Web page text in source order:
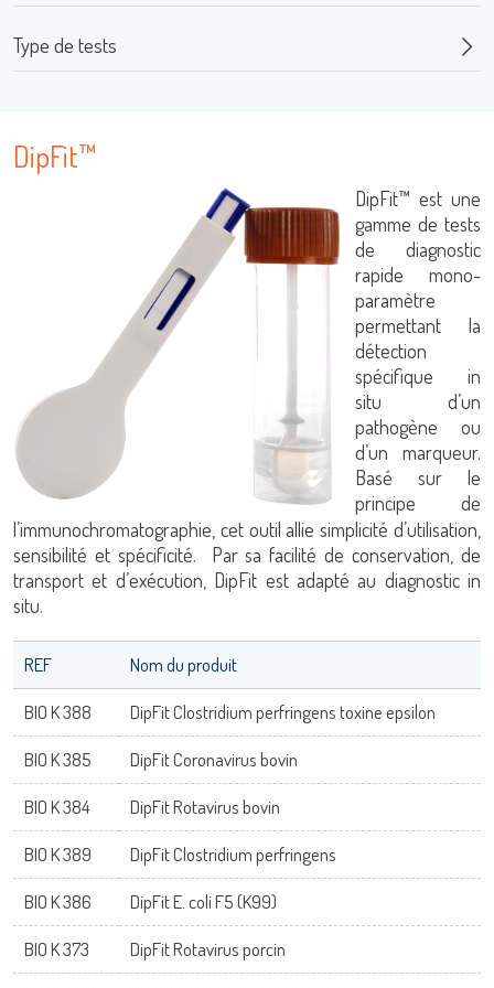
/ ADIAMAG™
Type de tests
DipFit™
DipFit™ est une
gamme de tests
de diagnostic
rapide mono-
paramètre
permettant la
détection
spécifique in
situ d’un
pathogène ou
d’un marqueur.
Basé sur le
principe de
l’immunochromatographie, cet outil allie simplicité d’utilisation,
sensibilité et spécificité. Par sa facilité de conservation, de
transport et d’exécution, DipFit est adapté au diagnostic in
situ.
REF Nom du produit
BIO K 388 DipFit Clostridium perfringens toxine epsilon
BIO K 385 DipFit Coronavirus bovin
BIO K 384 DipFit Rotavirus bovin
BIO K 389 DipFit Clostridium perfringens
BIO K 386 DipFit E. coli F5 (K99)
BIO K 373 DipFit Rotavirus porcin
Nom d'utilisateur
Mot de passe
OK
adiagene@adiagene.fr